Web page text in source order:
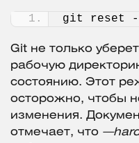
git reset --
Git не только
рабочую
состоянию. Этот
осторожно, чтобы
изменения.
отмечает, что